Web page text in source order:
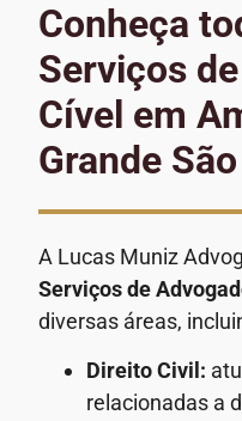
Conheça
Serviços
Cível em
Grande
A Lucas Muniz
Serviços de
diversas áreas,
Direito Civil:
relacionadas a